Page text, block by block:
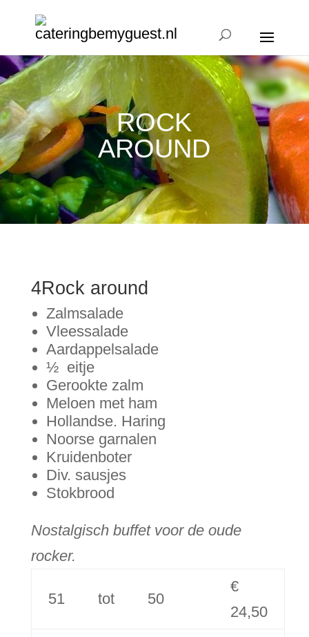
ROCK
AROUND
4Rock around
Zalmsalade
Vleessalade
Aardappelsalade
½ eitje
Gerookte zalm
Meloen met ham
Hollandse. Haring
Noorse garnalen
Kruidenboter
Div. sausjes
Stokbrood
Nostalgisch buffet voor de oude
rocker.
51 tot 50
€
24,50